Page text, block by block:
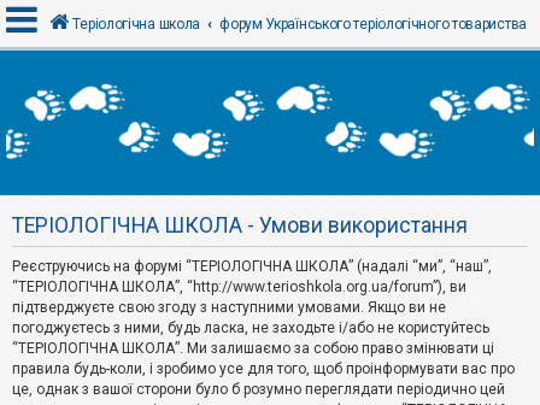
х
і
Р
є
с
т
р
а
ц
я
Теріологічна школа форум Українського теріологічного товариства
ТЕРІОЛОГІЧНА ШКОЛА - Умови використання
Реєструючись на форумі “ТЕРІОЛОГІЧНА ШКОЛА” (надалі “ми”, “наш”,
“ТЕРІОЛОГІЧНА ШКОЛА”, “http://www.terioshkola.org.ua/forum”), ви
підтверджуєте свою згоду з наступними умовами. Якщо ви не
погоджуєтесь з ними, будь ласка, не заходьте і/або не користуйтесь
“ТЕРІОЛОГІЧНА ШКОЛА”. Ми залишаємо за собою право змінювати ці
правила будь-коли, і зробимо усе для того, щоб проінформувати вас про
це, однак з вашої сторони було б розумно переглядати періодично цей